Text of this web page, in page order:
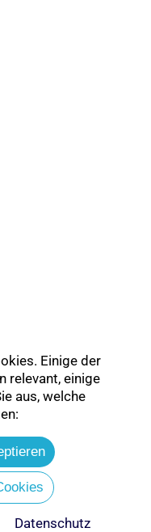
die Ev.
Einige der
relevant, einige
aus, welche
Datenschutz